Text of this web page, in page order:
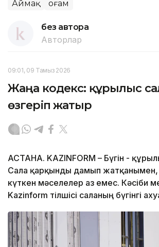
Аймақ Қоғам
без автора
Авторлар
09:01, 09 Тамыз 2026
Жаңа кодекс: құрылыс
өзгеріп жатыр
АСТАНА. KAZINFORM – Бүгін -
Сала қарқынды дамып жатқанымен,
күткен мәселелер аз емес. Кәсіби
Kazinform тілшісі саланың бүгінгі